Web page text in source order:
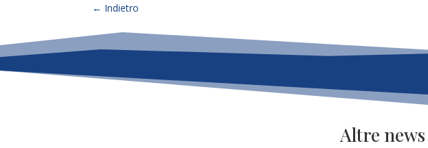
← Indietro
Altre